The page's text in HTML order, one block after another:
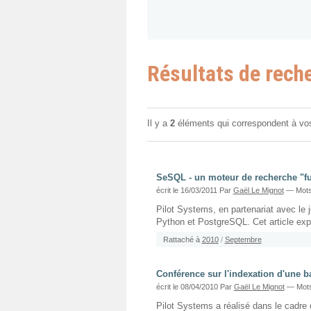
Résultats de
Il y a 2 éléments qui correspondent à
SeSQL - un moteur de recherche
écrit le 16/03/2011 Par Gaël Le Mignot —
Pilot Systems, en partenariat avec le
Python et PostgreSQL. Cet article
Rattaché à 2010 / Septembre
Conférence sur l'indexation d'une
écrit le 08/04/2010 Par Gaël Le Mignot —
Pilot Systems a réalisé dans le cadre